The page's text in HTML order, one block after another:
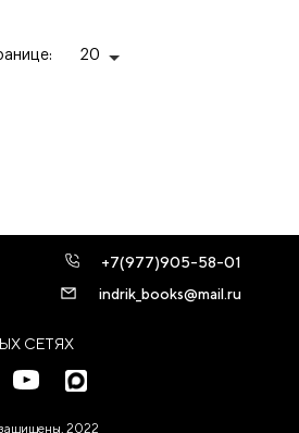
20
СЕТЯХ
+7(977)905-58-01
indrik_books@mail.ru
2022